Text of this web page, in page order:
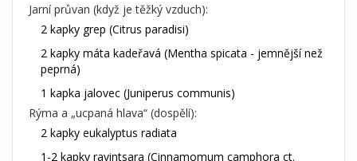
Jarní průvan (když je těžký vzduch):
2 kapky grep (Citrus paradisi)
2 kapky máta kadeřavá (Mentha spicata - jemnější než
peprná)
1 kapka jalovec (Juniperus communis)
Rýma a „ucpaná hlava“ (dospělí):
2 kapky eukalyptus radiata
1-2 kapky ravintsara (Cinnamomum camphora ct.